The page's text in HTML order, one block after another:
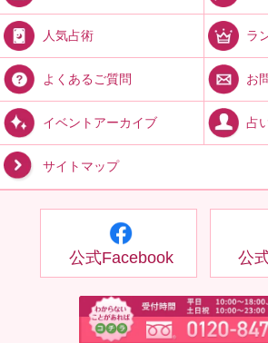
人気占術 ラ
よくあるご質問 お
イベントアーカイブ 占
サイトマップ
公式Facebook 公